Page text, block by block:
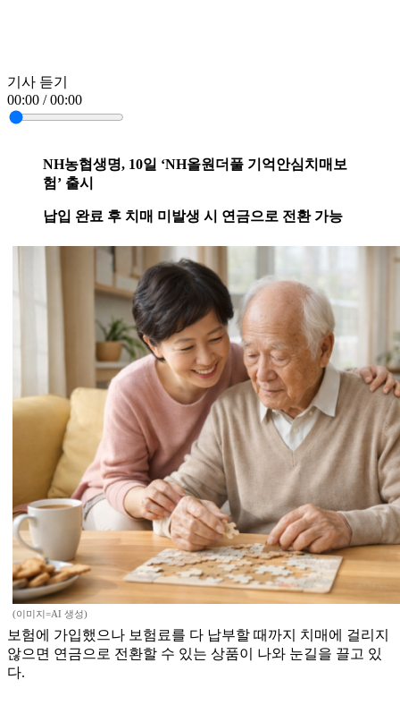
기사 듣기
00:00 / 00:00
NH농협생명, 10일 ‘NH올원더풀 기억안심치매보
험’ 출시
납입 완료 후 치매 미발생 시 연금으로 전환 가능
(이미지=AI 생성)
보험에 가입했으나 보험료를 다 납부할 때까지 치매에 걸리지
않으면 연금으로 전환할 수 있는 상품이 나와 눈길을 끌고 있
다.